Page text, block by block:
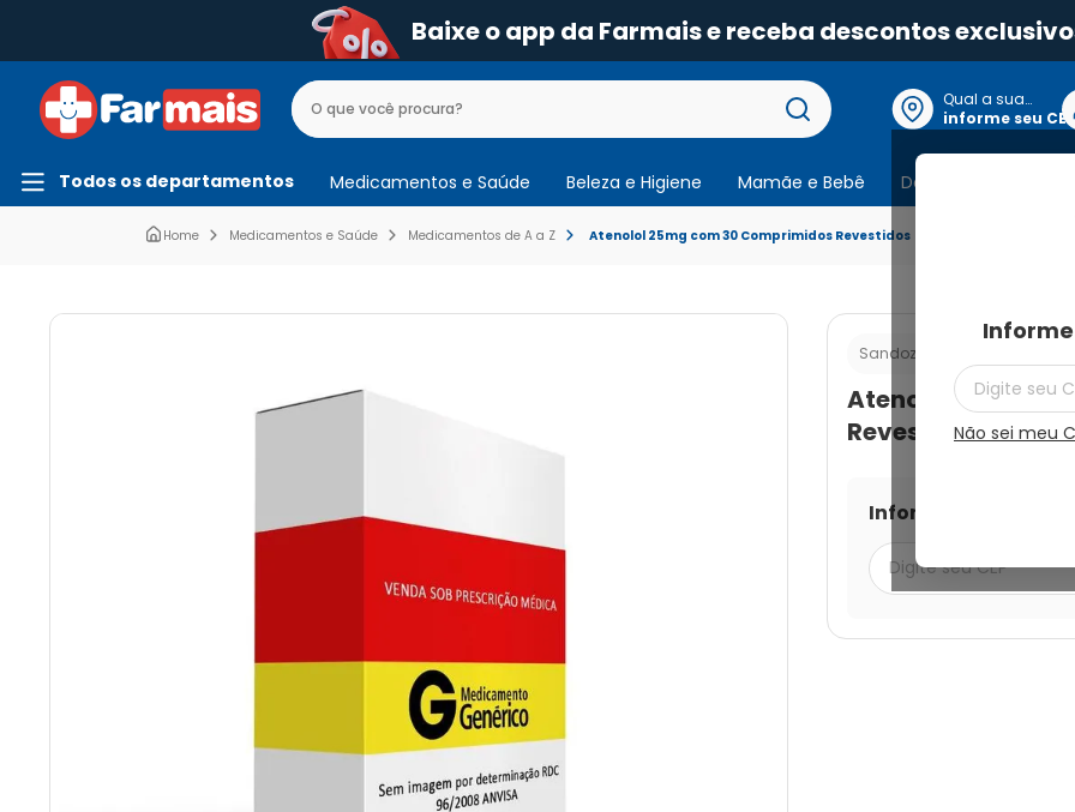
Baixe o app da Farmais e receba descontos
Qual a sua
localização?
informe seu CEP
Não sei meu
Todos os departamentos Medicamentos e Saúde Beleza e Higiene Mamãe e Bebê Dermocosmeticos
Medicamentos e Saúde Medicamentos de A a Z Atenolol 25mg com 30 Comprimidos Revestidos
Sandoz do Brasil
Atenolol 25mg
Revestidos
Informe seu CEP